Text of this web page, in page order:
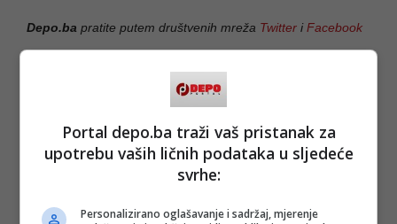
Depo.ba pratite putem društvenih mreža Twitter iFacebook
Portal depo.ba traži vaš pristanak za
upotrebu vaših ličnih podataka u sljedeće
svrhe:
Personalizirano oglašavanje i sadržaj, mjerenje